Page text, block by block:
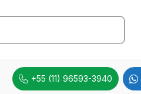
+55 (11) 96593-3940